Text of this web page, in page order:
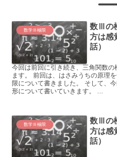
数学Ⅲ極限 数Ⅲの
方は感
話）
今回は前回に引き続き、三角関数
ます。 前回は、はさみうちの原理
限について書きました。 そして、
形について書いていきます。 ...
数学Ⅲ極限 数Ⅲの
方は感
話）